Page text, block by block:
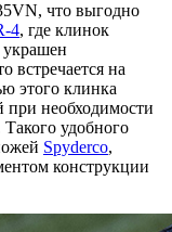
что выгодно
4, где клинок
встречается на
этого клинка
при необходимости
удобного
Spyderco,
конструкции